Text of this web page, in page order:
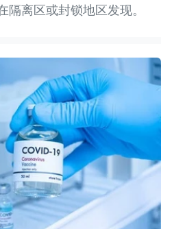
隔离区或封锁地区发现。